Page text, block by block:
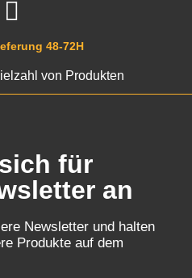
48-72H
von Produkten
für
an
Newsletter und halten
Produkte auf dem